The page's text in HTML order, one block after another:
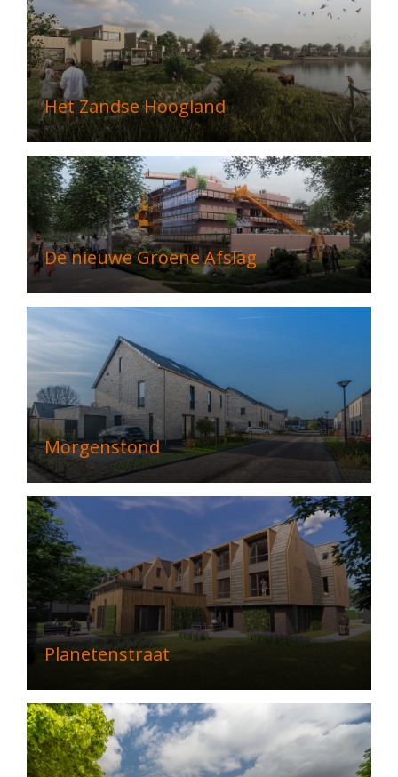
Het Zandse Hoogland
De nieuwe Groene Afslag
Morgenstond
Planetenstraat